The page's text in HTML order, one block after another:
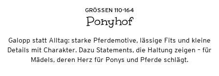
GRÖSSEN 110-164
Ponyhof
Galopp statt Alltag: starke Pferdemotive, lässige Fits und kleine
Details mit Charakter. Dazu Statements, die Haltung zeigen – für
Mädels, deren Herz für Ponys und Pferde schlägt.